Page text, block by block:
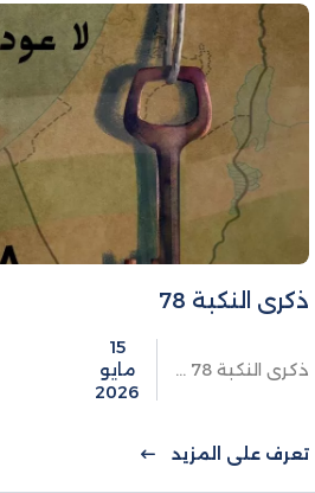
ذكرى النكبة 78
ذكرى النكبة 78 ...
15
مايو
2026
تعرف على المزيد